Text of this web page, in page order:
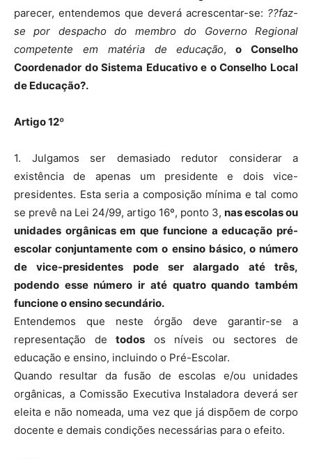
parecer, entendemos que deverá acrescentar-se: ??faz-
se por despacho do membro do Governo Regional
competente em matéria de educação, o Conselho
Coordenador do Sistema Educativo e o Conselho Local
de Educação?.
Artigo 12º
1. Julgamos ser demasiado redutor considerar a
existência de apenas um presidente e dois vice-
presidentes. Esta seria a composição mínima e tal como
se prevê na Lei 24/99, artigo 16º, ponto 3, nas escolas ou
unidades orgânicas em que funcione a educação pré-
escolar conjuntamente com o ensino básico, o número
de vice-presidentes pode ser alargado até três,
podendo esse número ir até quatro quando também
funcione o ensino secundário.
Entendemos que neste órgão deve garantir-se a
representação detodos os níveis ou sectores de
educação e ensino, incluindo o Pré-Escolar.
Quando resultar da fusão de escolas e/ou unidades
orgânicas, a Comissão Executiva Instaladora deverá ser
eleita e não nomeada, uma vez que já dispõem de corpo
docente e demais condições necessárias para o efeito.